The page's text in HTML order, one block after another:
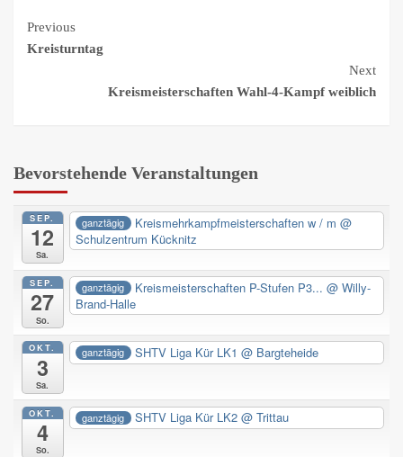
Continue
Previous
Kreisturntag
Next
Kreismeisterschaften Wahl-4-Kampf weiblich
Bevorstehende Veranstaltungen
SEP.
12
Sa.
ganztägig Kreismehrkampfmeisterschaften w / m@
Schulzentrum Kücknitz
SEP.
27
So.
ganztägig Kreismeisterschaften P-Stufen P3...@ Willy-
Brand-Halle
OKT.
3
Sa.
ganztägig SHTV Liga Kür LK1@ Bargteheide
OKT.
4
So.
ganztägig SHTV Liga Kür LK2@ Trittau